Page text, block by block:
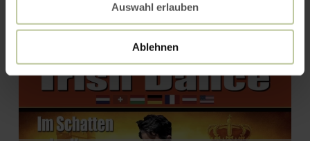
Auswahl erlauben
Ablehnen